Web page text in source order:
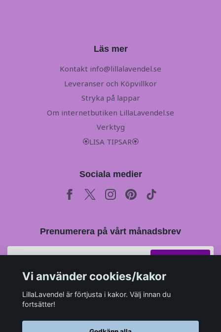
Läs mer
Kontakt info@lillalavendel.se
Leveranser och Köpvillkor
Stryka på lappar
Om internetbutiken LillaLavendel.se
Verktyg
🏵LISA TIPSAR🏵
Sociala medier
Prenumerera på vårt månadsbrev
Vi använder cookies/kakor
LillaLavendel är förtjusta i kakor. Välj innan du
fortsätter!